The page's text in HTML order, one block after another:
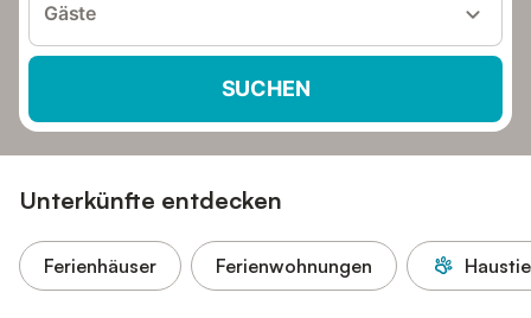
Gäste
SUCHEN
Unterkünfte entdecken
Ferienhäuser Ferienwohnungen